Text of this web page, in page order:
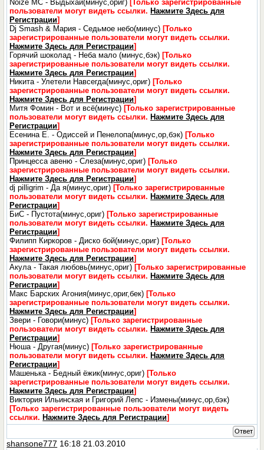
Noize MC - Выдыхай(минус,ориг) [Только зарегистрированные
пользователи могут видеть ссылки. Нажмите Здесь для
Регистрации]
Dj Smash & Мария - Седьмое небо(минус) [Только
зарегистрированные пользователи могут видеть ссылки.
Нажмите Здесь для Регистрации]
Горячий шоколад - Неба мало (минус,бэк) [Только
зарегистрированные пользователи могут видеть ссылки.
Нажмите Здесь для Регистрации]
Никита - Улетели Навсегда(минус,ориг) [Только
зарегистрированные пользователи могут видеть ссылки.
Нажмите Здесь для Регистрации]
Митя Фомин - Вот и всё(минус) [Только зарегистрированные
пользователи могут видеть ссылки. Нажмите Здесь для
Регистрации]
Есенина Е. - Одиссей и Пенелопа(минус,ор,бэк) [Только
зарегистрированные пользователи могут видеть ссылки.
Нажмите Здесь для Регистрации]
Принцесса авеню - Слеза(минус,ориг) [Только
зарегистрированные пользователи могут видеть ссылки.
Нажмите Здесь для Регистрации]
dj pilligrim - Да я(минус,ориг) [Только зарегистрированные
пользователи могут видеть ссылки. Нажмите Здесь для
Регистрации]
БиС - Пустота(минус,ориг) [Только зарегистрированные
пользователи могут видеть ссылки. Нажмите Здесь для
Регистрации]
Филипп Киркоров - Диско бой(минус,ориг) [Только
зарегистрированные пользователи могут видеть ссылки.
Нажмите Здесь для Регистрации]
Акула - Такая любовь(минус,ориг) [Только зарегистрированные
пользователи могут видеть ссылки. Нажмите Здесь для
Регистрации]
Макс Барских Агония(минус,ориг,бек) [Только
зарегистрированные пользователи могут видеть ссылки.
Нажмите Здесь для Регистрации]
Звери - Говори(минус) [Только зарегистрированные
пользователи могут видеть ссылки. Нажмите Здесь для
Регистрации]
Нюша - Другая(минус) [Только зарегистрированные
пользователи могут видеть ссылки. Нажмите Здесь для
Регистрации]
Машенька - Бедный ёжик(минус,ориг) [Только
зарегистрированные пользователи могут видеть ссылки.
Нажмите Здесь для Регистрации]
Виктория Ильинская и Григорий Лепс - Измены(минус,ор,бэк)
[Только зарегистрированные пользователи могут видеть
ссылки. Нажмите Здесь для Регистрации]
Ответ
shansone777 16:18 21.03.2010